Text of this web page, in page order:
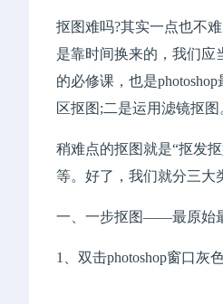
抠图难吗?其实一点也不
是靠时间换来的，我们应
的必修课，也是
区抠图;二是运用滤镜抠图
稍难点的抠图就是“抠发
等。好了，我们就分三大
一、一步抠图——最原始
1、双击photoshop窗口灰